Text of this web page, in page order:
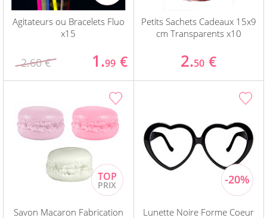
Agitateurs ou Bracelets Fluo
x15
2.60 € 1.99 €
Petits Sachets Cadeaux 15x9
cm Transparents x10
2.50 €
Savon Macaron Fabrication
Lunette Noire Forme Coeur